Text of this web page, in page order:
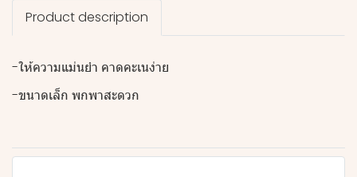
Product description
-ให้ความแม่นยำ คาดคะเนง่าย
-ขนาดเล็ก พกพาสะดวก